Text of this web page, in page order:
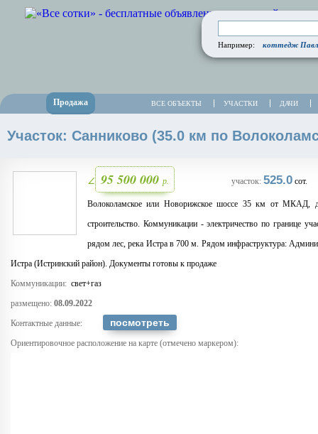
ВСЕ ОБЪЕКТЫ УЧАСТКИ ДАЧИ
Продажа
Например: коттедж
Участок: Санниково (35.0 км по
∠ 95 500 000 р. участок: 525.0 сот.
Волоколамское или Новорижское шоссе 35 км от МКАД,
строительство. Коммуникации - электричество по границе
рядом лес, река Истра в 700 м. Рядом инфраструктура:
Истра (Истринский район). Документы готовы к продаже
Коммуникации: свет+газ
размещено: 08.09.2022
Контактные данные:
Ориентировочное расположение на карте (отмечено маркером):